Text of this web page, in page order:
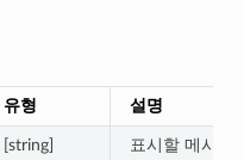
유형 설명
[string] 표시할 메시지